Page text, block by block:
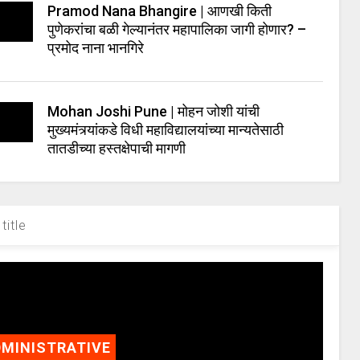
Pramod Nana Bhangire | आणखी किती
पुणेकरांचा बळी गेल्यानंतर महापालिका जागी होणार? –
प्रमोद नाना भानगिरे
Mohan Joshi Pune | मोहन जोशी यांची
मुख्यमंत्र्यांकडे विधी महाविद्यालयांच्या मान्यतेसाठी
तातडीच्या हस्तक्षेपाची मागणी